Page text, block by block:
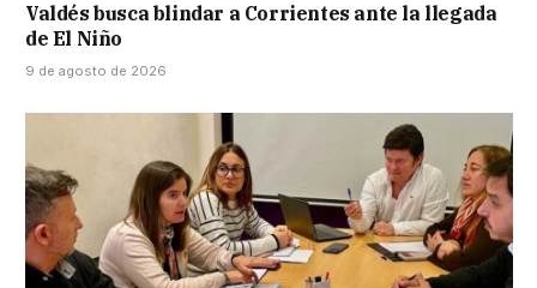
Valdés busca blindar a Corrientes ante la llegada
de El Niño
9 de agosto de 2026